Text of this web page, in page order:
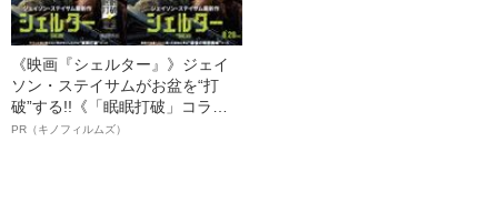
《映画『シェルター』》ジェイ
ソン・ステイサムがお盆を“打
破”する!!《「眠眠打破」コラ
ボ》
PR（キノフィルムズ）